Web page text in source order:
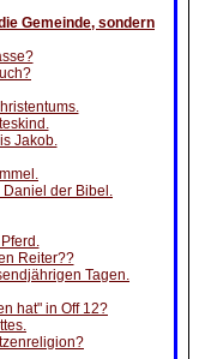
Gemeinde, sondern
Jakob.
der Bibel.
Reiter??
Tagen.
hat" in Off 12?